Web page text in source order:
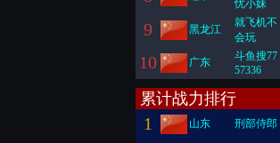
忧小妹
9 黑龙江
就飞机不
会玩
10 广东
斗鱼搜77
57336
累计战力排行
1 山东 刑部侍郎